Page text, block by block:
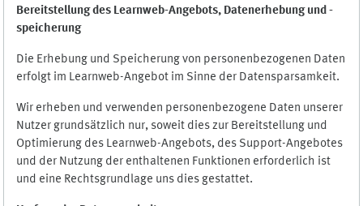
Bereitstellung des Learnweb-Angebots, Datenerhebung und -
speicherung
Die Erhebung und Speicherung von personenbezogenen Daten
erfolgt im Learnweb-Angebot im Sinne der Datensparsamkeit.
Wir erheben und verwenden personenbezogene Daten unserer
Nutzer grundsätzlich nur, soweit dies zur Bereitstellung und
Optimierung des Learnweb-Angebots, des Support-Angebotes
und der Nutzung der enthaltenen Funktionen erforderlich ist
und eine Rechtsgrundlage uns dies gestattet.